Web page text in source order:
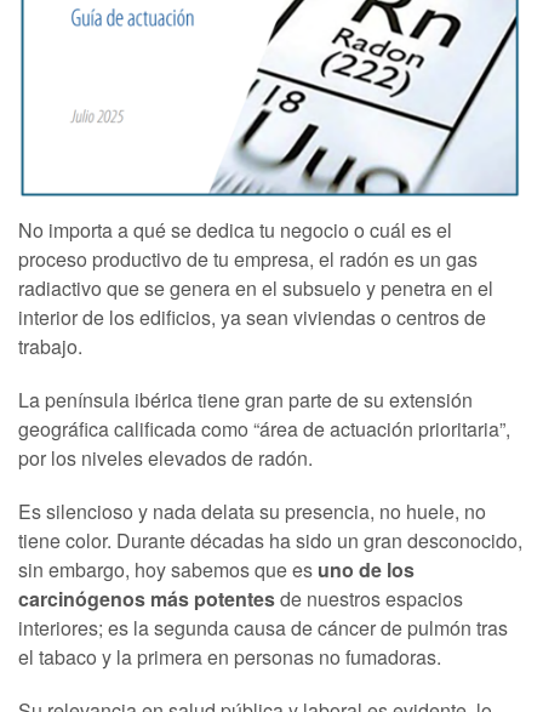
No importa a qué se dedica tu negocio o cuál es el
proceso productivo de tu empresa, el radón es un gas
radiactivo que se genera en el subsuelo y penetra en el
interior de los edificios, ya sean viviendas o centros de
trabajo.
La península ibérica tiene gran parte de su extensión
geográfica calificada como “área de actuación prioritaria”,
por los niveles elevados de radón.
Es silencioso y nada delata su presencia, no huele, no
tiene color. Durante décadas ha sido un gran desconocido,
sin embargo, hoy sabemos que es uno de los
carcinógenos más potentesde nuestros espacios
interiores; es la segunda causa de cáncer de pulmón tras
el tabaco y la primera en personas no fumadoras.